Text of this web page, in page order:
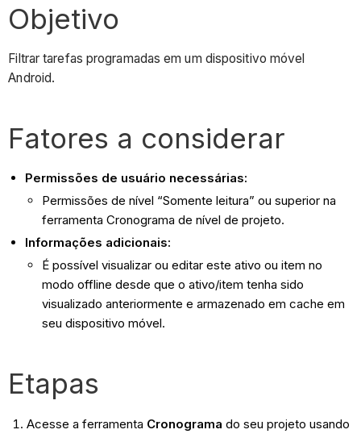
Objetivo
Filtrar tarefas programadas em um dispositivo móvel
Android.
Fatores a considerar
Permissões de usuário necessárias:
Permissões de nível “Somente leitura” ou superior na
ferramenta Cronograma de nível de projeto.
Informações adicionais:
É possível visualizar ou editar este ativo ou item no
modo offline desde que o ativo/item tenha sido
visualizado anteriormente e armazenado em cache em
seu dispositivo móvel.
Etapas
Acesse a ferramenta Cronograma do seu projeto usando